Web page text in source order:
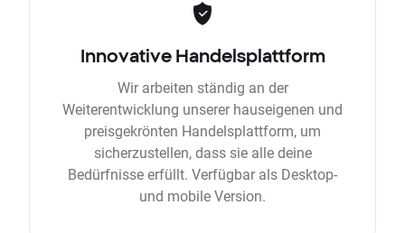
Innovative Handelsplattform
Wir arbeiten ständig an der
Weiterentwicklung unserer hauseigenen und
preisgekrönten Handelsplattform, um
sicherzustellen, dass sie alle deine
Bedürfnisse erfüllt. Verfügbar als Desktop-
und mobile Version.